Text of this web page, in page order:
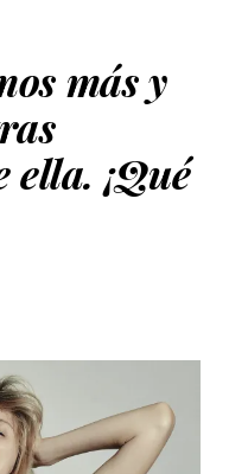
más y
¡Qué